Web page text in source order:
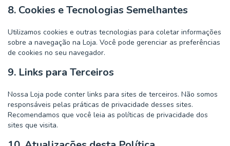
8. Cookies e Tecnologias Semelhantes
Utilizamos cookies e outras tecnologias para coletar informações
sobre a navegação na Loja. Você pode gerenciar as preferências
de cookies no seu navegador.
9. Links para Terceiros
Nossa Loja pode conter links para sites de terceiros. Não somos
responsáveis pelas práticas de privacidade desses sites.
Recomendamos que você leia as políticas de privacidade dos
sites que visita.